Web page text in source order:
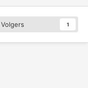
Volgers 1